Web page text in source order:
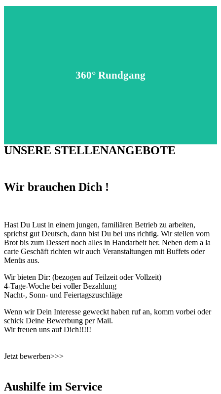
360° Rundgang
UNSERE STELLENANGEBOTE
Wir brauchen Dich !
Hast Du Lust in einem jungen, familiären Betrieb zu arbeiten,
sprichst gut Deutsch, dann bist Du bei uns richtig. Wir stellen vom
Brot bis zum Dessert noch alles in Handarbeit her. Neben dem a la
carte Geschäft richten wir auch Veranstaltungen mit Buffets oder
Menüs aus.
Wir bieten Dir: (bezogen auf Teilzeit oder Vollzeit)
4-Tage-Woche bei voller Bezahlung
Nacht-, Sonn- und Feiertagszuschläge
Wenn wir Dein Interesse geweckt haben ruf an, komm vorbei oder
schick Deine Bewerbung per Mail.
Wir freuen uns auf Dich!!!!!
Jetzt bewerben>>>
Aushilfe im Service